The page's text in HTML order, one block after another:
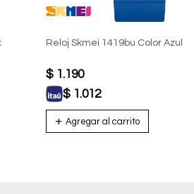
Reloj Skmei 1419bu Color Azul
$ 1.190
$ 1.012